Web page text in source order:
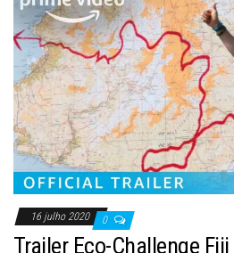
16 julho 2020 0
Trailer Eco-Challenge